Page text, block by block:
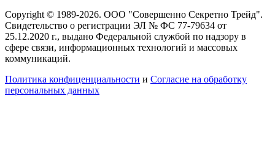
Copyright © 1989-2026. ООО "Совершенно Секретно Трейд".
Свидетельство о регистрации ЭЛ № ФС 77-79634 от
25.12.2020 г., выдано Федеральной службой по надзору в
сфере связи, информационных технологий и массовых
коммуникаций.
Политика конфиценциальности и Согласие на обработку
персональных данных